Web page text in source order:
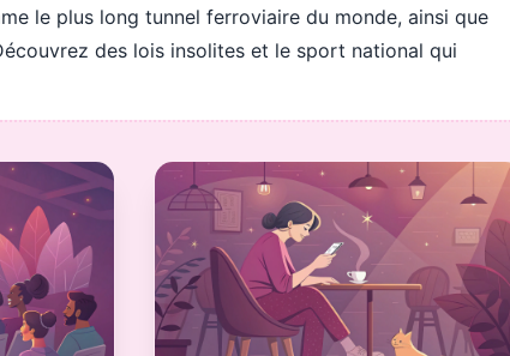
le plus long tunnel ferroviaire du monde, ainsi que
des lois insolites et le sport national qui